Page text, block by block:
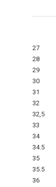
27
28
29
30
31
32
32,5
33
34
34.5
35
35.5
36